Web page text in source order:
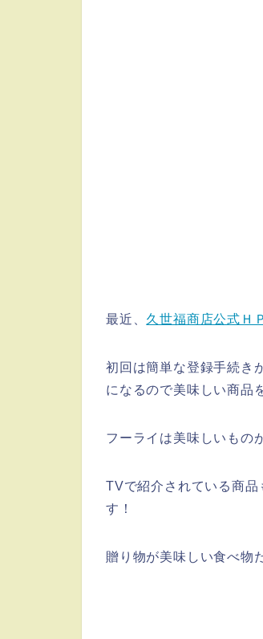
最近、 久世福商店公式ＨＰ
初回は簡単な登録手続き
になるので美味しい商品
フーライは美味しいもの
TVで紹介されている商
す！
贈り物が美味しい食べ物